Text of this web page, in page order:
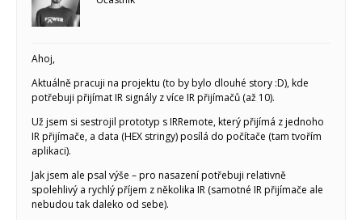
Ahoj,
Aktuálně pracuji na projektu (to by bylo dlouhé story :D), kde
potřebuji přijímat IR signály z více IR přijímačů (až 10).
Už jsem si sestrojil prototyp s IRRemote, který přijímá z jednoho
IR přijímače, a data (HEX stringy) posílá do počítače (tam tvořím
aplikaci).
Jak jsem ale psal výše – pro nasazení potřebuji relativně
spolehlivý a rychlý příjem z několika IR (samotné IR přijímače ale
nebudou tak daleko od sebe).